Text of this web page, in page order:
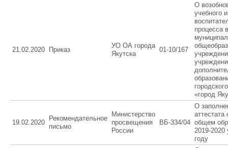
21.02.2020 Приказ
УО ОА города
Якутска
01-10/167
О
учебного и
процесса в
«город
19.02.2020
Рекомендательное
письмо
Министерство
просвещения
России
ВБ-334/04
О
общем
2019-2020
году